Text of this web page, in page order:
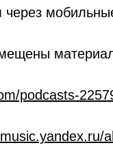
через
podcasts-